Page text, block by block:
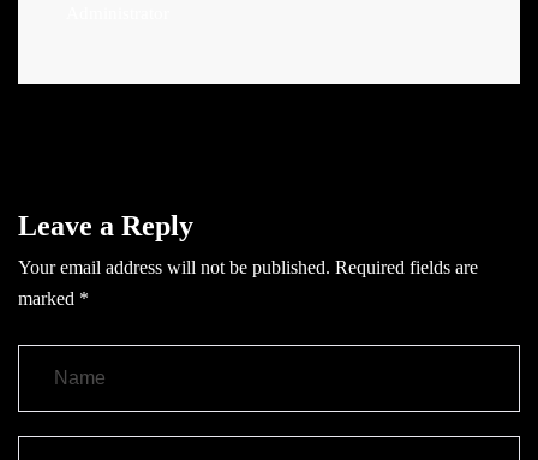
Leave a Reply
Your email address will not be published. Required fields are
marked *